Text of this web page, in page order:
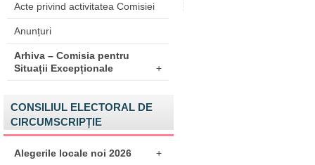
Acte privind activitatea Comisiei
Anunțuri
Arhiva – Comisia pentru
Situații Excepționale
+
CONSILIUL ELECTORAL DE
CIRCUMSCRIPȚIE
Alegerile locale noi 2026 +